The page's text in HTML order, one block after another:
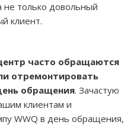
не только довольный
клиент.
часто обращаются
отремонтировать
обращения. Зачастую
клиентам и
WWQ в день обращения,